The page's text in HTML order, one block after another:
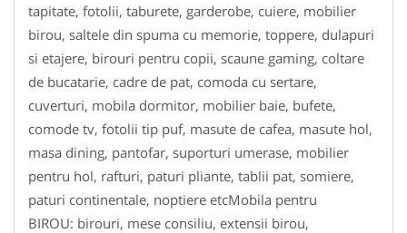
tapitate, fotolii, taburete, garderobe, cuiere, mobilier
birou, saltele din spuma cu memorie, toppere, dulapuri
si etajere, birouri pentru copii, scaune gaming, coltare
de bucatarie, cadre de pat, comoda cu sertare,
cuverturi, mobila dormitor, mobilier baie, bufete,
comode tv, fotolii tip puf, masute de cafea, masute hol,
masa dining, pantofar, suporturi umerase, mobilier
pentru hol, rafturi, paturi pliante, tablii pat, somiere,
paturi continentale, noptiere etcMobila pentru
BIROU: birouri, mese consiliu, extensii birou,